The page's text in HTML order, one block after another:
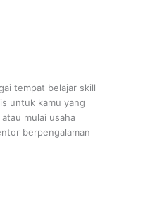
tempat belajar skill
untuk kamu yang
mulai usaha
berpengalaman